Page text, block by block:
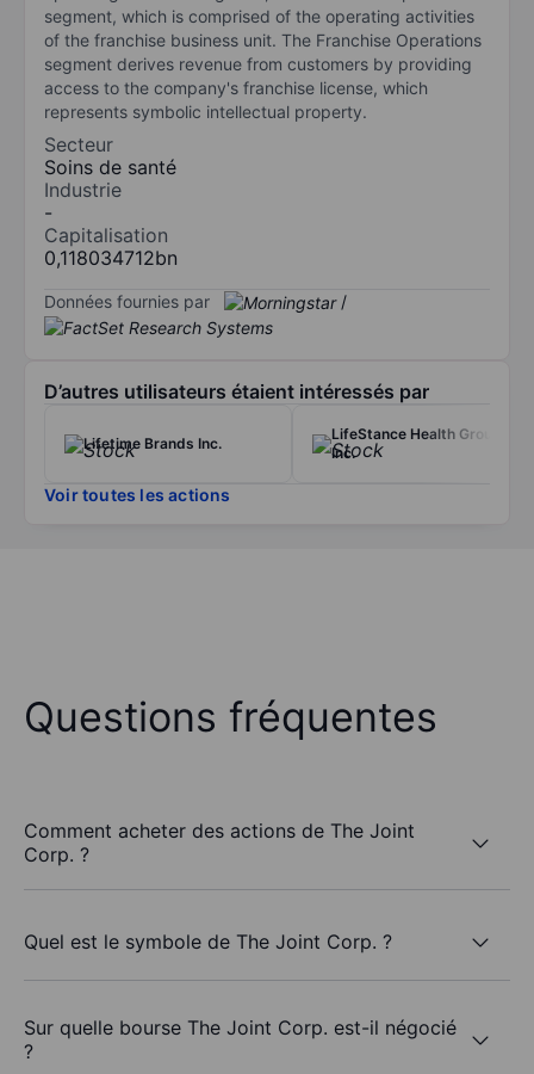
segment, which is comprised of the operating activities
of the franchise business unit. The Franchise Operations
segment derives revenue from customers by providing
access to the company's franchise license, which
represents symbolic intellectual property.
Secteur
Soins de santé
Industrie
-
Capitalisation
0,118034712bn
Données fournies par /
D’autres utilisateurs étaient intéressés par
Lifetime Brands Inc.
LifeStance Health Group
Inc.
Voir toutes les actions
Questions fréquentes
Comment acheter des actions de The Joint
Corp. ?
Quel est le symbole de The Joint Corp. ?
Sur quelle bourse The Joint Corp. est-il négocié
?